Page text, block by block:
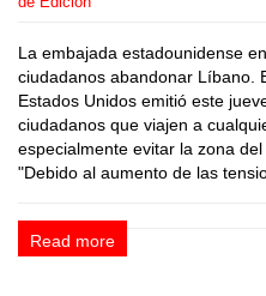
La embajada estadounidense
ciudadanos abandonar Líbano.
Estados Unidos emitió este
ciudadanos que viajen a
especialmente evitar la zona
"Debido al aumento de las
Read more